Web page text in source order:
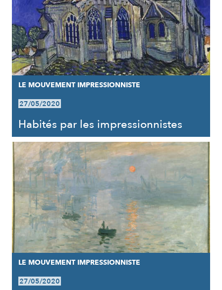
LE MOUVEMENT IMPRESSIONNISTE
27/05/2020
Habités par les impressionnistes
LE MOUVEMENT IMPRESSIONNISTE
27/05/2020